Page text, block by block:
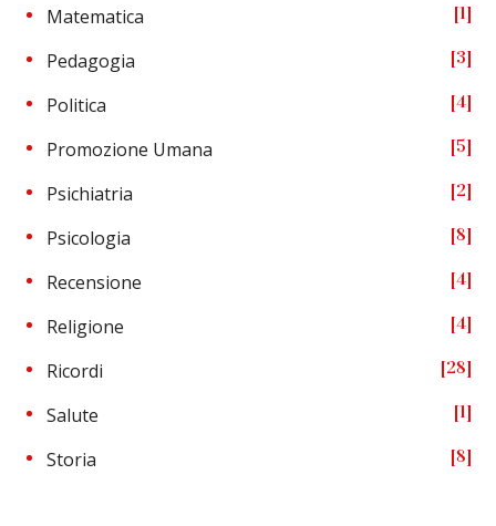
Matematica 1
Pedagogia 3
Politica 4
Promozione Umana 5
Psichiatria 2
Psicologia 8
Recensione 4
Religione 4
Ricordi 28
Salute 1
Storia 8